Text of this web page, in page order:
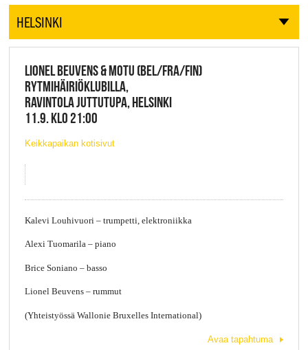
HELSINKI
LIONEL BEUVENS & MOTU (BEL/FRA/FIN)
RYTMIHÄIRIÖKLUBILLA,
RAVINTOLA JUTTUTUPA, HELSINKI
11.9. KLO 21:00
Keikkapaikan kotisivut
Kalevi Louhivuori – trumpetti, elektroniikka
Alexi Tuomarila – piano
Brice Soniano – basso
Lionel Beuvens – rummut
(Yhteistyössä Wallonie Bruxelles International)
Avaa tapahtuma